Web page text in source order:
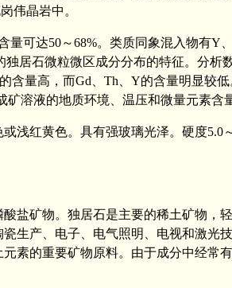
伟晶岩中。
量可达50～68%。类质同象混入物有Y
居石微粒微区成分分布的特征。分
量高，而Gd、Th、Y的含量明显较
溶液的地质环境、温压和微量元素含
红黄色。具有强玻璃光泽。硬度5.0
盐矿物。独居石是主要的稀土矿物，
生产、电子、电气照明、电视和激
的重要矿物原料。由于成分中经常